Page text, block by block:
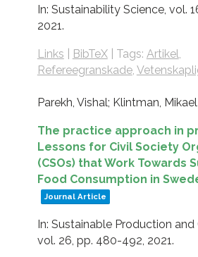
In: Sustainability Science, vol.
2021.
Links BibTeX| Tags: Artikel,
Refereegranskade,
Parekh, Vishal; Klintman, Mikael
The practice approach in
Lessons for Civil Society
(CSOs) that Work Towards
Food Consumption in
Journal Article
In: Sustainable Production and
vol. 26, pp. 480-492, 2021.